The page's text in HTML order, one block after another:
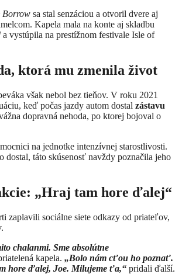
Borrow sa stal senzáciou a otvoril dvere aj
Kapela mala na konte aj skladbu
a vystúpila na prestížnom festivale Isle of
ktorá mu zmenila život
však nebol bez tieňov. V roku 2021
keď počas jazdy autom dostal zástavu
dopravná nehoda, po ktorej bojoval o
na jednotke intenzívnej starostlivosti.
dostal, táto skúsenosť navždy poznačila jeho
„Hraj tam hore ďalej“
zaplavili sociálne siete odkazy od priateľov,
chalanmi. Sme absolútne
kapela. „Bolo nám cťou ho poznať.
hore ďalej, Joe. Milujeme ťa,“ pridali ďalší.